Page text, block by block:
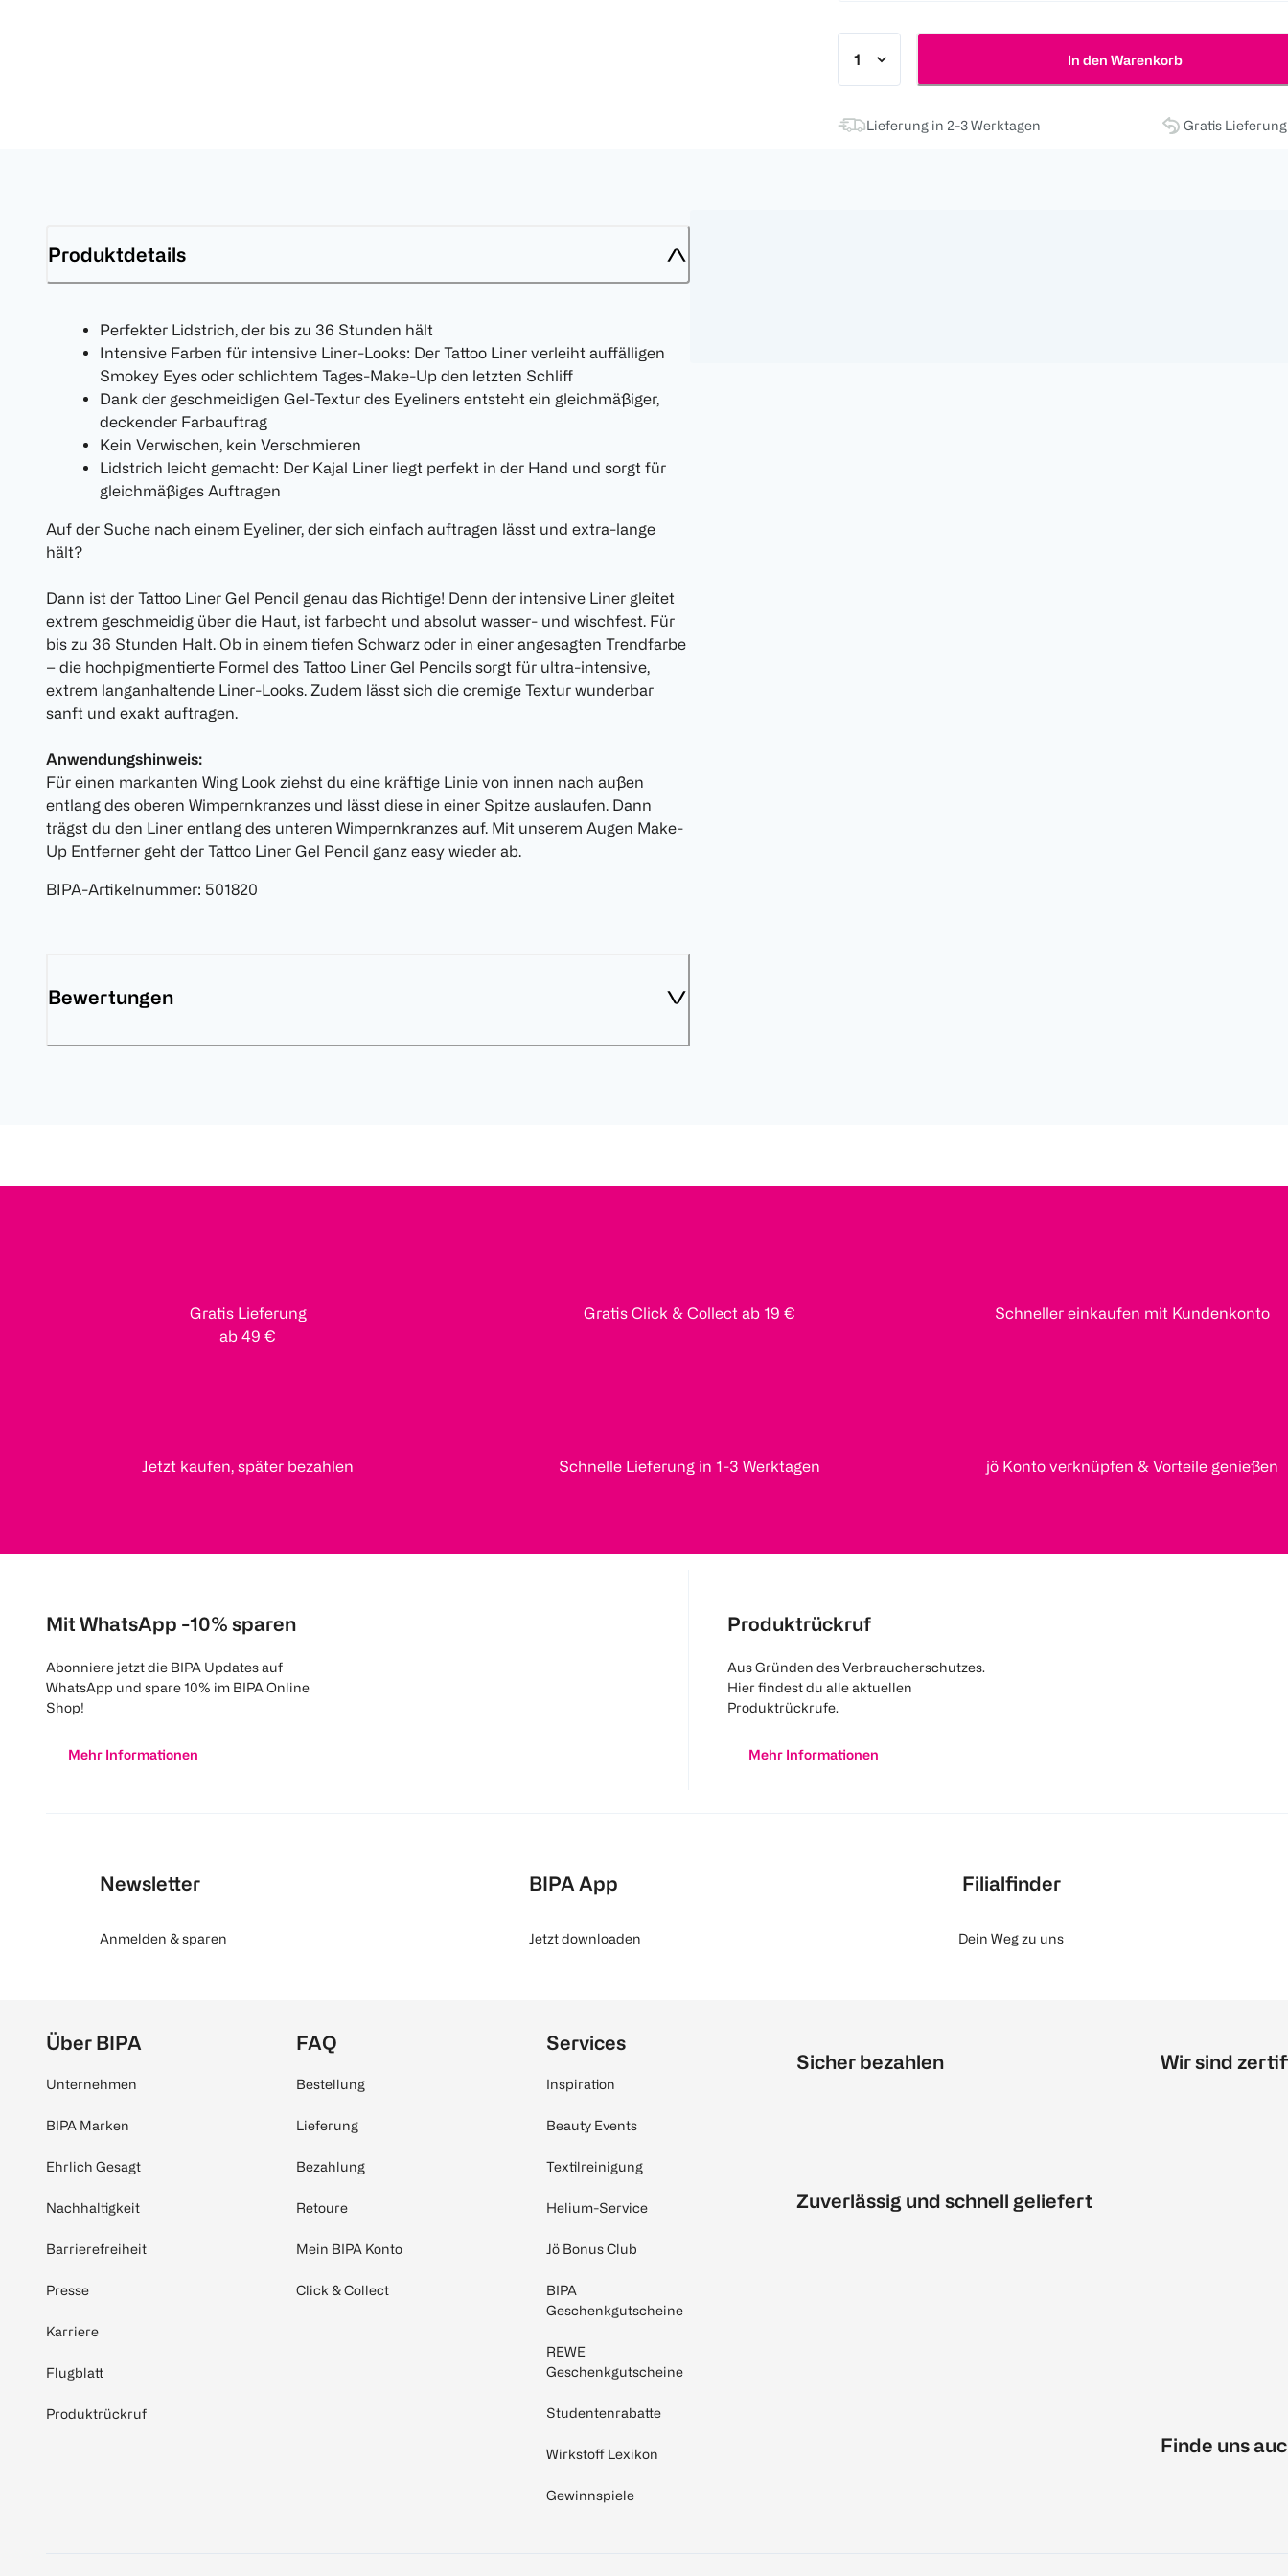
In den Warenkorb
Lieferung in 2-3 Werktagen Gratis
Produktdetails
Perfekter Lidstrich, der bis zu 36 Stunden hält
Intensive Farben für intensive Liner-Looks: Der Tattoo Liner verleiht auffälligen
Smokey Eyes oder schlichtem Tages-Make-Up den letzten Schliff
Dank der geschmeidigen Gel-Textur des Eyeliners entsteht ein gleichmäßiger,
deckender Farbauftrag
Kein Verwischen, kein Verschmieren
Lidstrich leicht gemacht: Der Kajal Liner liegt perfekt in der Hand und sorgt für
gleichmäßiges Auftragen
Auf der Suche nach einem Eyeliner, der sich einfach auftragen lässt und extra-lange
hält?
Dann ist der Tattoo Liner Gel Pencil genau das Richtige! Denn der intensive Liner gleitet
extrem geschmeidig über die Haut, ist farbecht und absolut wasser- und wischfest. Für
bis zu 36 Stunden Halt. Ob in einem tiefen Schwarz oder in einer angesagten Trendfarbe
– die hochpigmentierte Formel des Tattoo Liner Gel Pencils sorgt für ultra-intensive,
extrem langanhaltende Liner-Looks. Zudem lässt sich die cremige Textur wunderbar
sanft und exakt auftragen.
Anwendungshinweis:
Für einen markanten Wing Look ziehst du eine kräftige Linie von innen nach außen
entlang des oberen Wimpernkranzes und lässt diese in einer Spitze auslaufen. Dann
trägst du den Liner entlang des unteren Wimpernkranzes auf. Mit unserem Augen Make-
Up Entferner geht der Tattoo Liner Gel Pencil ganz easy wieder ab.
BIPA-Artikelnummer: 501820
Bewertungen
Gratis Lieferung
ab 49 €
Gratis Click & Collect ab 19 € Schneller einkaufen mit Kundenkonto
Jetzt kaufen, später bezahlen Schnelle Lieferung in 1-3 Werktagen jö Konto verknüpfen & Vorteile genießen
Mit WhatsApp -10% sparen
Abonniere jetzt die BIPA Updates auf
WhatsApp und spare 10% im BIPA Online
Shop!
Mehr Informationen
Produktrückruf
Aus Gründen des Verbraucherschutzes.
Hier findest du alle aktuellen
Produktrückrufe.
Mehr Informationen
Newsletter
Anmelden & sparen
BIPA App
Jetzt downloaden
Filialfinder
Dein Weg zu uns
Über BIPA
Unternehmen
BIPA Marken
Ehrlich Gesagt
Nachhaltigkeit
Barrierefreiheit
Presse
Karriere
Flugblatt
Produktrückruf
FAQ
Bestellung
Lieferung
Bezahlung
Retoure
Mein BIPA Konto
Click & Collect
Services
Inspiration
Beauty Events
Textilreinigung
Helium-Service
Jö Bonus Club
BIPA
Geschenkgutscheine
REWE
Geschenkgutscheine
Studentenrabatte
Wirkstoff Lexikon
Gewinnspiele
Sicher bezahlen
Zuverlässig und schnell geliefert
Wir sind
Finde uns